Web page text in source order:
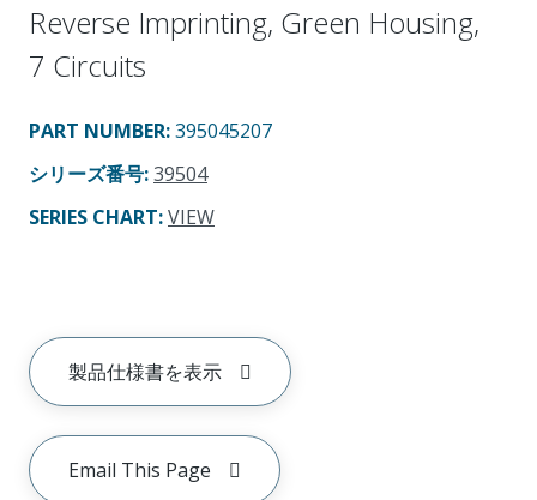
Reverse Imprinting, Green Housing,
7 Circuits
PART NUMBER:395045207
シリーズ番号:39504
SERIES CHART:VIEW
製品仕様書を表示
Email This Page